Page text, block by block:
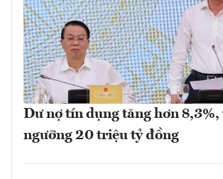
Dư nợ tín dụng tăng hơn 8,3%,
ngưỡng 20 triệu tỷ đồng